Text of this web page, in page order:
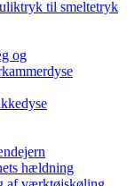
til smeltetryk
og
hældning